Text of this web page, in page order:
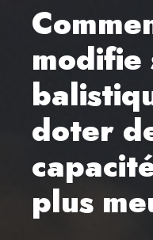
modifie
doter
plus